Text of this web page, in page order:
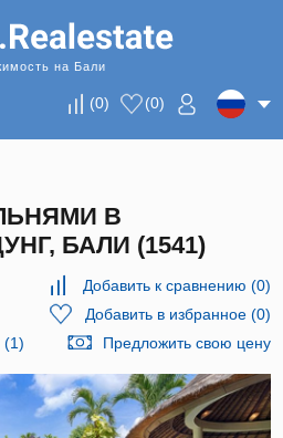
на Бали
(0) (0)
В
БАЛИ (1541)
Добавить к сравнению (0)
Добавить в избранное(0)
(1)
Предложить свою цену